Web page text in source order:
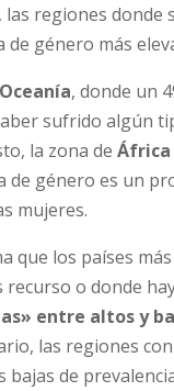
las regiones donde
de género más
Oceanía, donde un
sufrido algún
la zona de África
de género es un
mujeres.
que los países
recurso o donde
entre altos y
las regiones
bajas de